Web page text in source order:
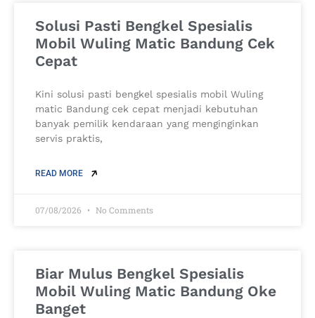
Solusi Pasti Bengkel Spesialis
Mobil Wuling Matic Bandung Cek
Cepat
Kini solusi pasti bengkel spesialis mobil Wuling
matic Bandung cek cepat menjadi kebutuhan
banyak pemilik kendaraan yang menginginkan
servis praktis,
READ MORE
07/08/2026 No Comments
Biar Mulus Bengkel Spesialis
Mobil Wuling Matic Bandung Oke
Banget